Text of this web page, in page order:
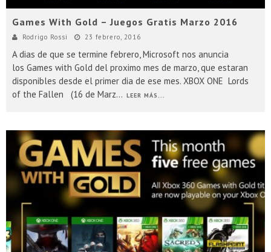
Games With Gold – Juegos Gratis Marzo 2016
Rodrigo Rossi 23 febrero, 2016
A dias de que se termine febrero, Microsoft nos anuncia
los Games with Gold del proximo mes de marzo, que estaran
disponibles desde el primer dia de ese mes. XBOX ONE Lords
of the Fallen (16 de Marz... LEER MÁS...